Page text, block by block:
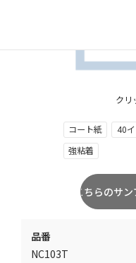
クリ
コート紙
40
強粘着
品番
NC103T